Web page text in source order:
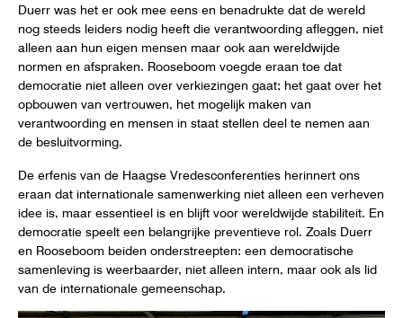
Duerr was het er ook mee eens en benadrukte dat de wereld
nog steeds leiders nodig heeft die verantwoording afleggen, niet
alleen aan hun eigen mensen maar ook aan wereldwijde
normen en afspraken. Rooseboom voegde eraan toe dat
democratie niet alleen over verkiezingen gaat; het gaat over het
opbouwen van vertrouwen, het mogelijk maken van
verantwoording en mensen in staat stellen deel te nemen aan
de besluitvorming.
De erfenis van de Haagse Vredesconferenties herinnert ons
eraan dat internationale samenwerking niet alleen een verheven
idee is, maar essentieel is en blijft voor wereldwijde stabiliteit. En
democratie speelt een belangrijke preventieve rol. Zoals Duerr
en Rooseboom beiden onderstreepten: een democratische
samenleving is weerbaarder, niet alleen intern, maar ook als lid
van de internationale gemeenschap.